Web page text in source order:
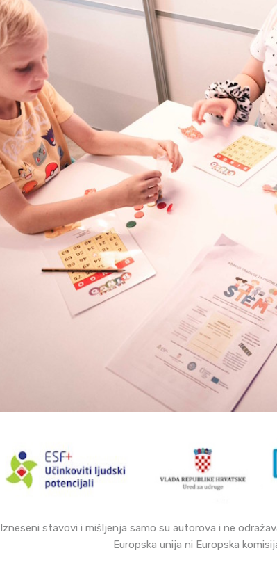
Izneseni stavovi i mišljenja samo su autorova i ne
Europska unija ni Europska